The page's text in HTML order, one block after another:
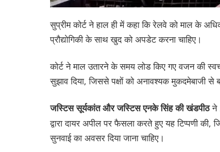
सुप्रीम कोर्ट ने हाल ही में कहा कि रेलवे को माल के
प्रौद्योगिकी के साथ खुद को अपडेट करना चाहिए।
कोर्ट ने माल उतारने के समय लोड किए गए वजन की
सुझाव दिया, जिससे पक्षों को अनावश्यक मुकदमेबाजी से
जस्टिस सूर्यकांत और जस्टिस एनके सिंह की खंडपीठने
द्वारा दायर अपील पर फैसला करते हुए यह टिप्पणी
सुनवाई का अवसर दिया जाना चाहिए।